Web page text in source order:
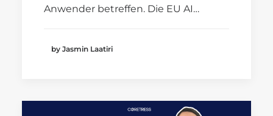
Anwender betreffen. Die EU AI…
by Jasmin Laatiri